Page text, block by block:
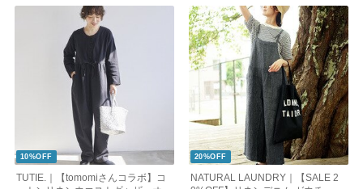
10%OFF
TUTIE.｜【tomomiさんコラボ】コ
20%OFF
NATURAL LAUNDRY｜【SALE 2